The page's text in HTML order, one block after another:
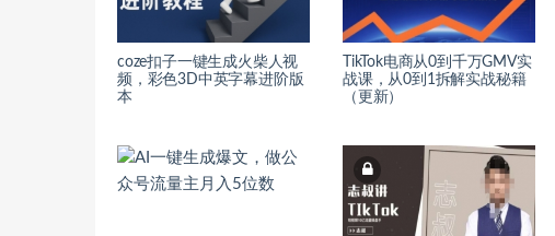
coze扣子一键生成火柴人视
频，彩色3D中英字幕进阶版
本
TikTok电商从0到千万GMV实
战课，从0到1拆解实战秘籍
（更新）